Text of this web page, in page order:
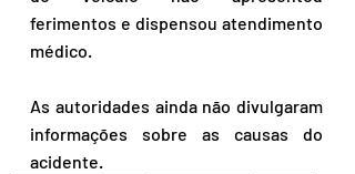
ferimentos e dispensou atendimento
médico.
As autoridades ainda não divulgaram
informações sobre as causas do
acidente.